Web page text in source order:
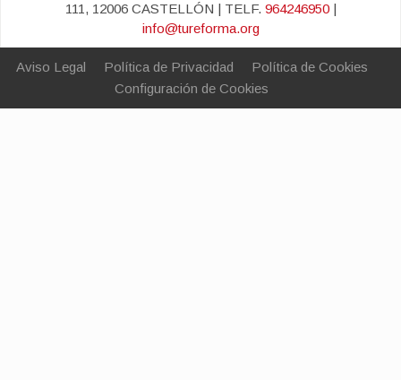
111, 12006 CASTELLÓN | TELF. 964246950|
info@tureforma.org
Aviso Legal Política de Privacidad
Política de Cookies
Configuración de Cookies